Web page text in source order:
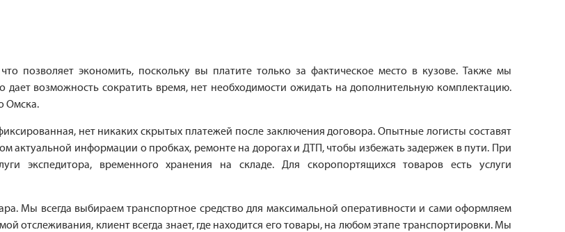
позволяет экономить, поскольку вы платите только за фактическое место в кузове. Также мы
возможность сократить время, нет необходимости ожидать на дополнительную комплектацию.
Омска.
нет никаких скрытых платежей после заключения договора. Опытные логисты составят
актуальной информации о пробках, ремонте на дорогах и ДТП, чтобы избежать задержек в пути. При
экспедитора, временного хранения на складе. Для скоропортящихся товаров есть услуги
Мы всегда выбираем транспортное средство для максимальной оперативности и сами оформляем
клиент всегда знает, где находится его товары, на любом этапе транспортировки. Мы